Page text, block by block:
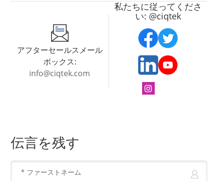
アフターセールスメール
ボックス:
info@ciqtek.com
私たちに従ってくださ
い: @ciqtek
伝言を残す